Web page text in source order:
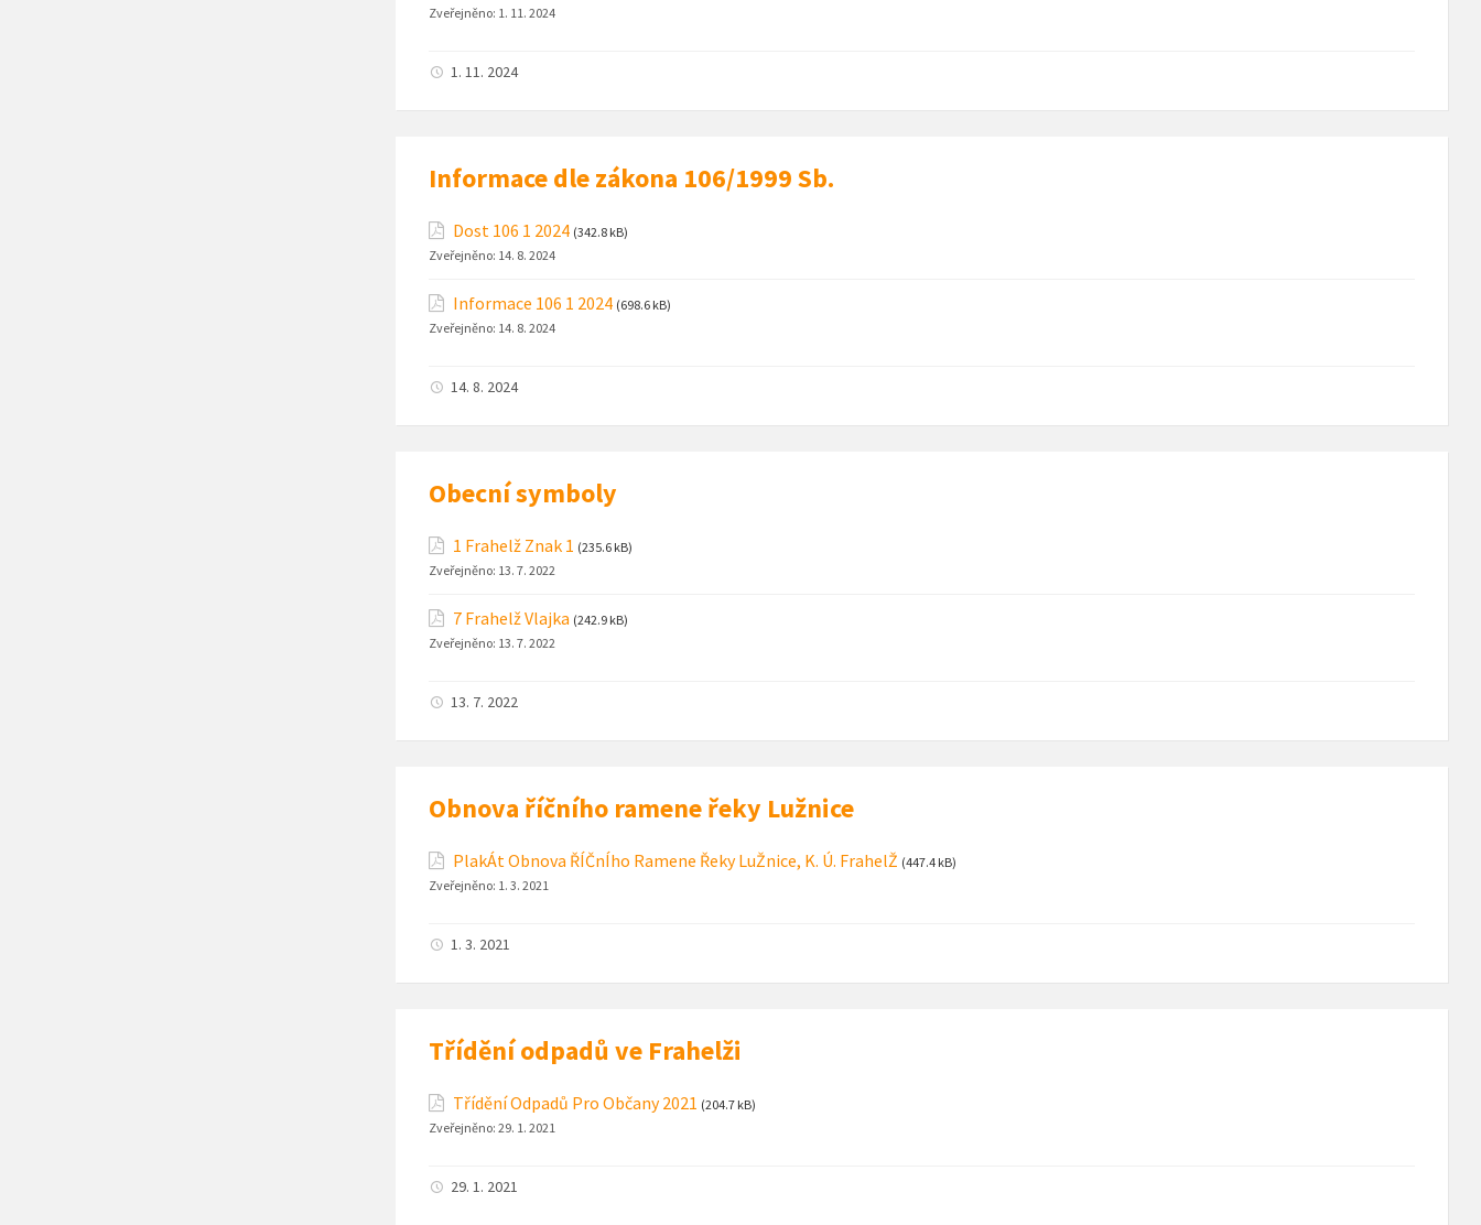
Zveřejněno: 1. 11. 2024
1. 11. 2024
Informace dle zákona 106/1999 Sb.
Dost 106 1 2024 (342.8 kB)
Zveřejněno: 14. 8. 2024
Informace 106 1 2024 (698.6 kB)
Zveřejněno: 14. 8. 2024
14. 8. 2024
Obecní symboly
1 Frahelž Znak 1 (235.6 kB)
Zveřejněno: 13. 7. 2022
7 Frahelž Vlajka (242.9 kB)
Zveřejněno: 13. 7. 2022
13. 7. 2022
Obnova říčního ramene řeky Lužnice
PlakÁt Obnova ŘÍČnÍho Ramene Řeky LuŽnice, K. Ú. FrahelŽ (447.4 kB)
Zveřejněno: 1. 3. 2021
1. 3. 2021
Třídění odpadů ve Frahelži
Třídění Odpadů Pro Občany 2021 (204.7 kB)
Zveřejněno: 29. 1. 2021
29. 1. 2021